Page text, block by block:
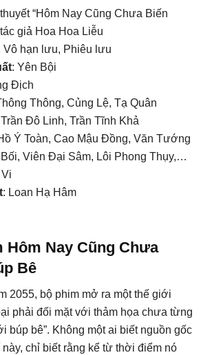
“Hôm Nay Cũng Chưa Biến
giả Hoa Hoa Liễu
Vô hạn lưu, Phiêu lưu
: Yên Bội
Địch
Thông, Củng Lệ, Tạ Quân
Trần Đô Linh, Trần Tĩnh Khả
Ý Toàn, Cao Mậu Đồng, Văn Tướng
Viên Đại Sâm, Lôi Phong Thụy,…
: Loan Hạ Hâm
Hôm Nay Cũng Chưa
Bê
2055, bộ phim mở ra một thế giới
phải đối mặt với thảm họa chưa từng
búp bê”. Không một ai biết nguồn gốc
chỉ biết rằng kể từ thời điểm nó